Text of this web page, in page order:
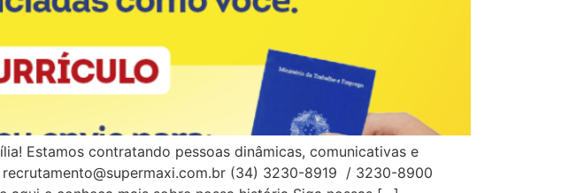
Estamos contratando pessoas dinâmicas, comunicativas e
(34) 3230-8919 / 3230-8900